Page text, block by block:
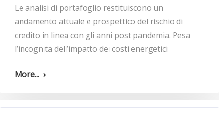
Le analisi di portafoglio restituiscono un
andamento attuale e prospettico del rischio di
credito in linea con gli anni post pandemia. Pesa
l’incognita dell’impatto dei costi energetici
More...